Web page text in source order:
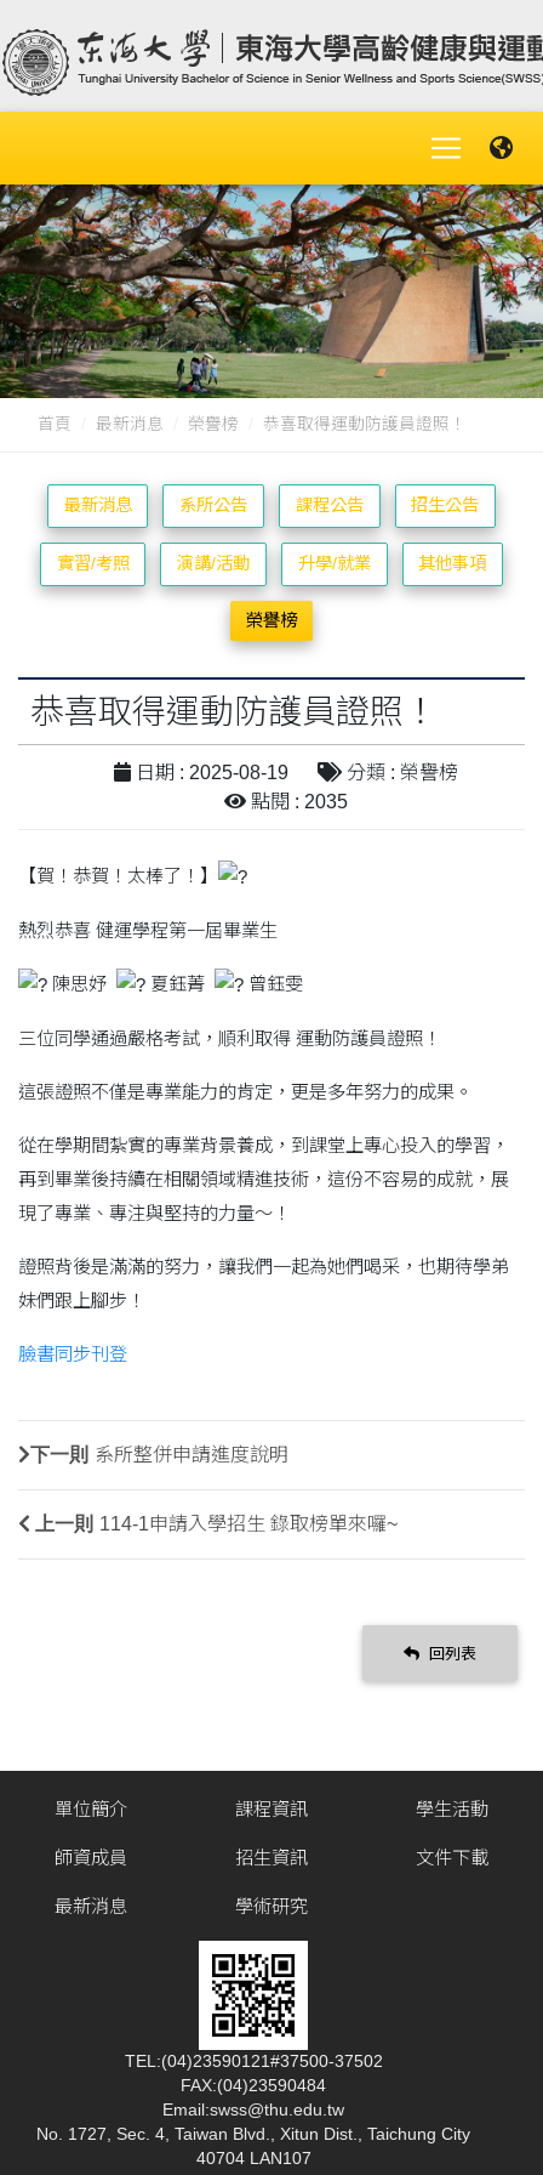
首頁 最新消息 榮譽榜 恭喜取得運動防護員證照！
最新消息 系所公告 課程公告 招生公告
實習/考照 演講/活動 升學/就業 其他事項
榮譽榜
恭喜取得運動防護員證照！
日期 : 2025-08-19
分類 : 榮譽榜
點閱 : 2035
【賀！恭賀！太棒了！】
熱烈恭喜 健運學程第一屆畢業生
陳思妤 夏鈺菁 曾鈺雯
三位同學通過嚴格考試，順利取得 運動防護員證照！
這張證照不僅是專業能力的肯定，更是多年努力的成果。
從在學期間紮實的專業背景養成，到課堂上專心投入的學習，
再到畢業後持續在相關領域精進技術，這份不容易的成就，展
現了專業、專注與堅持的力量～！
證照背後是滿滿的努力，讓我們一起為她們喝采，也期待學弟
妹們跟上腳步！
臉書同步刊登
下一則 系所整併申請進度說明
上一則 114-1申請入學招生 錄取榜單來囉~
回列表
單位簡介
師資成員
最新消息
課程資訊
招生資訊
學術研究
學生活動
文件下載
TEL:(04)23590121#37500-37502
FAX:(04)23590484
Email:swss@thu.edu.tw
No. 1727, Sec. 4, Taiwan Blvd., Xitun Dist., Taichung City
40704 LAN107